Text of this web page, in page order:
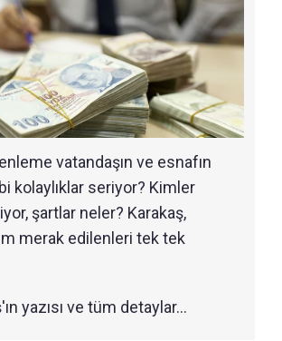
vatandaşın ve esnafın
kolaylıklar seriyor? Kimler
şartlar neler? Karakaş,
merak edilenleri tek tek
yazısı ve tüm detaylar...